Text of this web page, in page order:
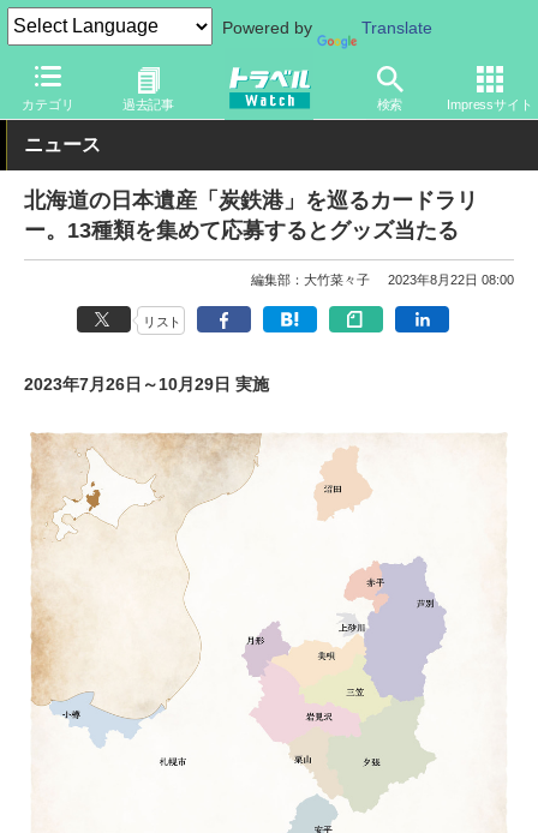
Powered by Translate
カテゴリ 過去記事 検索 Impressサイト
トラベル Watch 地域 国内旅行 北海道
ニュース
北海道の日本遺産「炭鉄港」を巡るカードラリ
ー。13種類を集めて応募するとグッズ当たる
編集部：大竹菜々子 2023年8月22日 08:00
リスト
2023年7月26日～10月29日 実施